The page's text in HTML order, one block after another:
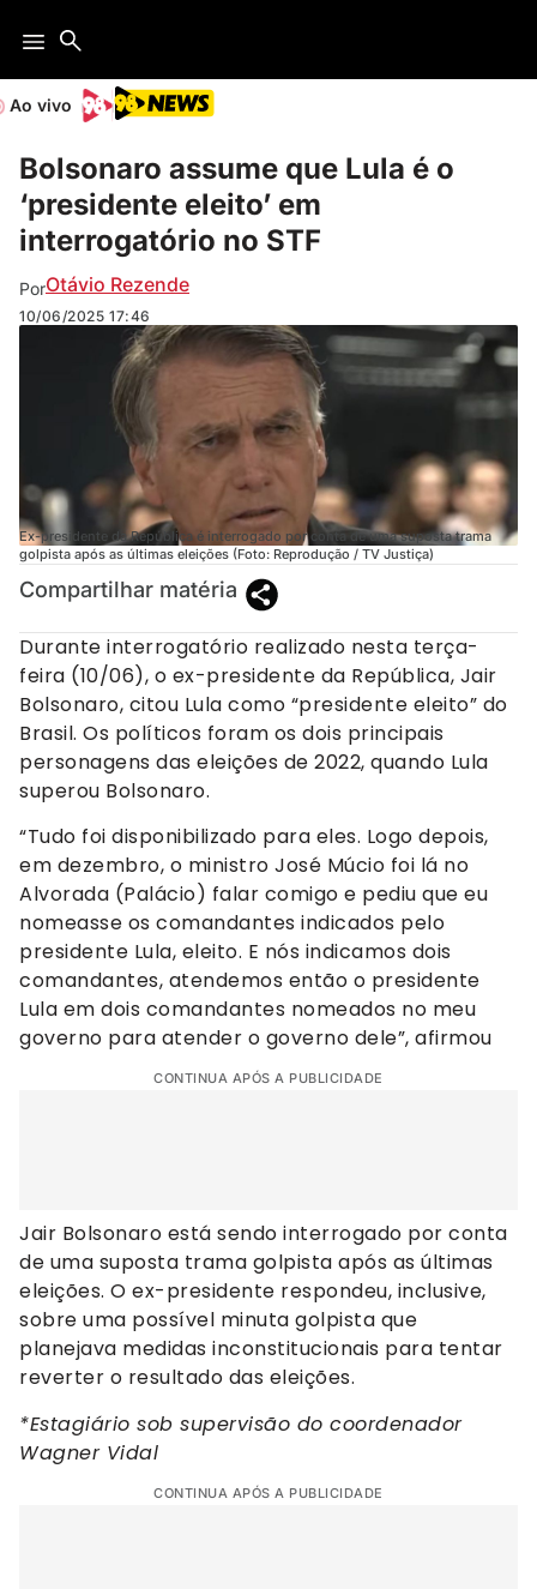
Ao vivo
Bolsonaro assume que Lula é o
‘presidente eleito’ em
interrogatório no STF
PorOtávio Rezende
10/06/2025 17:46
Ex-presidente da República é interrogado por conta de uma suposta trama
golpista após as últimas eleições (Foto: Reprodução / TV Justiça)
Compartilhar matéria
Durante interrogatório realizado nesta terça-
feira (10/06), o ex-presidente da República, Jair
Bolsonaro, citou Lula como “presidente eleito” do
Brasil. Os políticos foram os dois principais
personagens das eleições de 2022, quando Lula
superou Bolsonaro.
“Tudo foi disponibilizado para eles. Logo depois,
em dezembro, o ministro José Múcio foi lá no
Alvorada (Palácio) falar comigo e pediu que eu
nomeasse os comandantes indicados pelo
presidente Lula, eleito. E nós indicamos dois
comandantes, atendemos então o presidente
Lula em dois comandantes nomeados no meu
governo para atender o governo dele”, afirmou
CONTINUA APÓS A PUBLICIDADE
Jair Bolsonaro está sendo interrogado por conta
de uma suposta trama golpista após as últimas
eleições. O ex-presidente respondeu, inclusive,
sobre uma possível minuta golpista que
planejava medidas inconstitucionais para tentar
reverter o resultado das eleições.
*Estagiário sob supervisão do coordenador
Wagner Vidal
CONTINUA APÓS A PUBLICIDADE